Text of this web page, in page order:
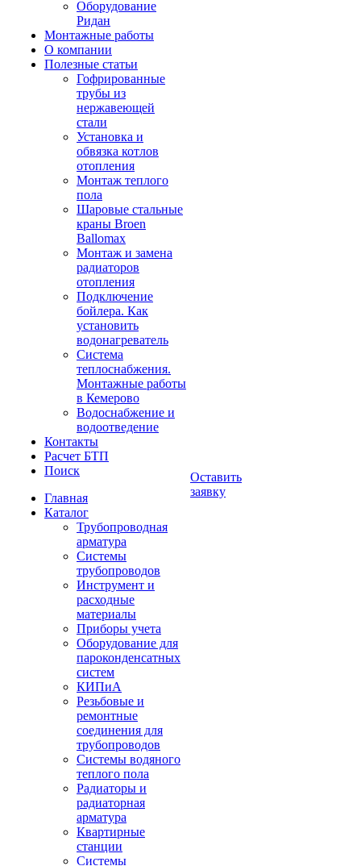
Оборудование
Ридан
Монтажные работы
О компании
Полезные статьи
Гофрированные
трубы из
нержавеющей
стали
Установка и
обвязка котлов
отопления
Монтаж теплого
пола
Шаровые стальные
краны Broen
Ballomax
Монтаж и замена
радиаторов
отопления
Подключение
бойлера. Как
установить
водонагреватель
Система
теплоснабжения.
Монтажные работы
в Кемерово
Водоснабжение и
водоотведение
Контакты
Расчет БТП
Поиск
Главная
Каталог
Трубопроводная
арматура
Системы
трубопроводов
Инструмент и
расходные
материалы
Приборы учета
Оборудование для
пароконденсатных
систем
КИПиА
Резьбовые и
ремонтные
соединения для
трубопроводов
Системы водяного
теплого пола
Радиаторы и
радиаторная
арматура
Квартирные
станции
Системы
Оставить
заявку